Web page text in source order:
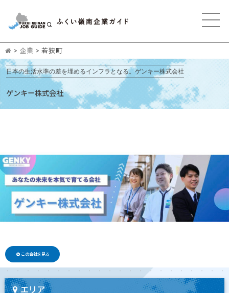
> 企業 > 若狭町
日本の生活水準の差を埋めるインフラとなる。ゲンキー株式会社
ゲンキー株式会社
この会社を見る
エリア